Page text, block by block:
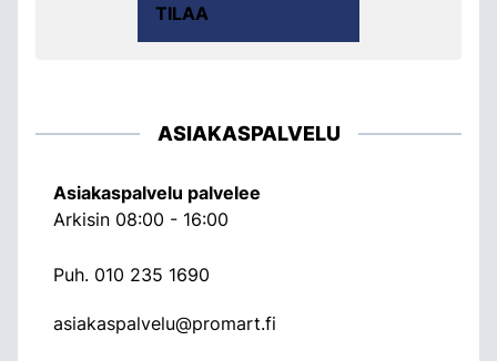
TILAA
ASIAKASPALVELU
Asiakaspalvelu palvelee
Arkisin 08:00 - 16:00
Puh. 010 235 1690
asiakaspalvelu@promart.fi